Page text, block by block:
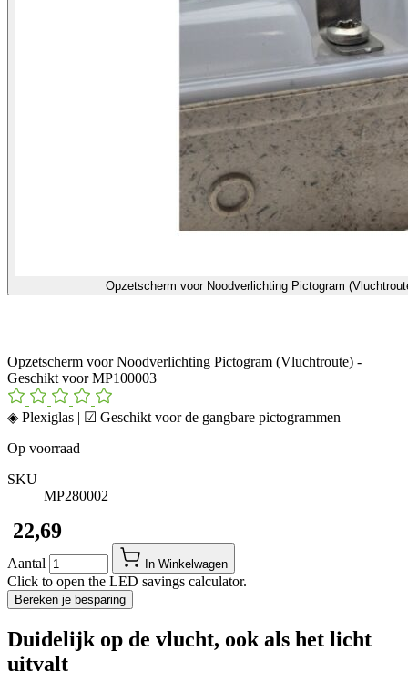
Opzetscherm voor Noodverlichting Pictogram
Opzetscherm voor Noodverlichting Pictogram (Vluchtroute) -
Geschikt voor MP100003
◈ Plexiglas | ☑ Geschikt voor de gangbare pictogrammen
Op voorraad
SKU
MP280002
​ 22,69
Aantal In Winkelwagen
Click to open the LED savings calculator.
Bereken je besparing
Duidelijk op de vlucht, ook als het licht
uitvalt